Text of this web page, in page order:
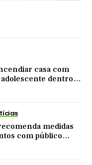
casa com
dentro
medidas
com público